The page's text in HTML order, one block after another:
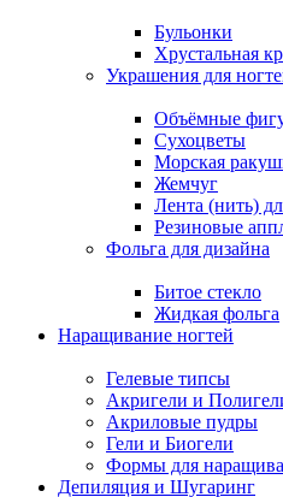
Бульонки
Хрустальная
Украшения для
Объёмные
Сухоцветы
Морская
Жемчуг
Лента (нить)
Резиновые
Фольга для дизайна
Битое стекло
Жидкая фольга
Наращивание ногтей
Гелевые типсы
Акригели и
Акриловые пудры
Гели и Биогели
Формы для
Депиляция и Шугаринг